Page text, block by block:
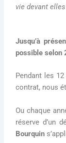
vie devant
Jusqu’à
possible selon
Pendant les
contrat, nous
Ou chaque
réserve d’un
Bourquin